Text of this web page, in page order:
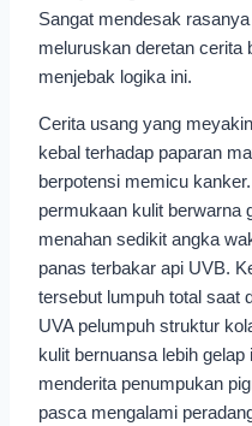
Sangat mendesak
meluruskan deretan cerita
menjebak logika ini.
Cerita usang yang
kebal terhadap paparan
berpotensi memicu
permukaan kulit berwarna
menahan sedikit angka
panas terbakar api UVB.
tersebut lumpuh total saat
UVA pelumpuh struktur
kulit bernuansa lebih
menderita penumpukan
pasca mengalami